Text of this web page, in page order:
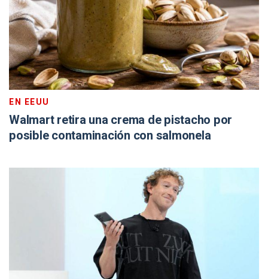
EN EEUU
Walmart retira una crema de pistacho por
posible contaminación con salmonela